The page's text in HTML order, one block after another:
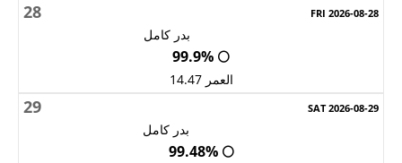
28
بدر كامل
🌕 99.9%
العمر 14.47
29
بدر كامل
🌕 99.48%